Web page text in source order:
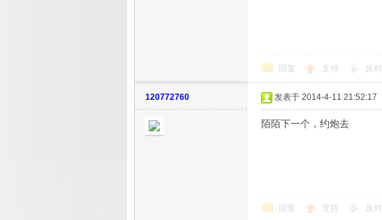
回复 支持 反对
120772760 发表于 2014-4-11 21:52:17
陌陌下一个，约炮去
回复 支持 反对